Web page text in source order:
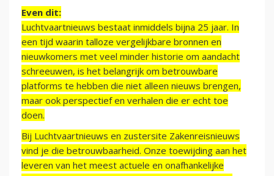
Even dit:
Luchtvaartnieuws bestaat inmiddels bijna 25 jaar. In
een tijd waarin talloze vergelijkbare bronnen en
nieuwkomers met veel minder historie om aandacht
schreeuwen, is het belangrijk om betrouwbare
platforms te hebben die niet alleen nieuws brengen,
maar ook perspectief en verhalen die er echt toe
doen.
Bij Luchtvaartnieuws en zustersite Zakenreisnieuws
vind je die betrouwbaarheid. Onze toewijding aan het
leveren van het meest actuele en onafhankelijke